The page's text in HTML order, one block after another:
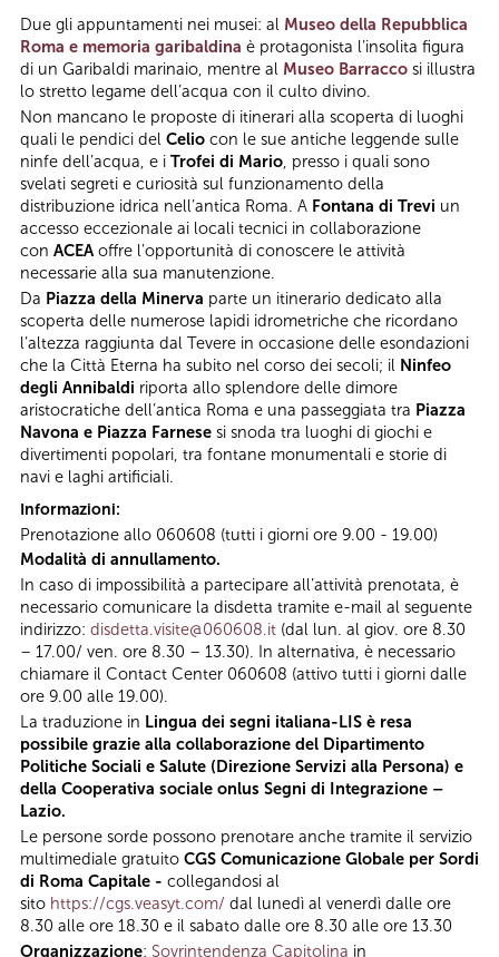
Due gli appuntamenti nei musei: al Museo della Repubblica
Roma e memoria garibaldina è protagonista l’insolita figura
di un Garibaldi marinaio, mentre al Museo Barracco si illustra
lo stretto legame dell’acqua con il culto divino.
Non mancano le proposte di itinerari alla scoperta di luoghi
quali le pendici del Celio con le sue antiche leggende sulle
ninfe dell’acqua, e i Trofei di Mario, presso i quali sono
svelati segreti e curiosità sul funzionamento della
distribuzione idrica nell’antica Roma. A Fontana di Trevi un
accesso eccezionale ai locali tecnici in collaborazione
con ACEA offre l’opportunità di conoscere le attività
necessarie alla sua manutenzione.
Da Piazza della Minerva parte un itinerario dedicato alla
scoperta delle numerose lapidi idrometriche che ricordano
l’altezza raggiunta dal Tevere in occasione delle esondazioni
che la Città Eterna ha subito nel corso dei secoli; il Ninfeo
degli Annibaldi riporta allo splendore delle dimore
aristocratiche dell’antica Roma e una passeggiata tra Piazza
Navona e Piazza Farnese si snoda tra luoghi di giochi e
divertimenti popolari, tra fontane monumentali e storie di
navi e laghi artificiali.
Informazioni:
Prenotazione allo 060608 (tutti i giorni ore 9.00 - 19.00)
Modalità di annullamento.
In caso di impossibilità a partecipare all’attività prenotata, è
necessario comunicare la disdetta tramite e-mail al seguente
indirizzo: disdetta.visite@060608.it (dal lun. al giov. ore 8.30
– 17.00/ ven. ore 8.30 – 13.30). In alternativa, è necessario
chiamare il Contact Center 060608 (attivo tutti i giorni dalle
ore 9.00 alle 19.00).
La traduzione in Lingua dei segni italiana-LIS è resa
possibile grazie alla collaborazione del Dipartimento
Politiche Sociali e Salute (Direzione Servizi alla Persona) e
della Cooperativa sociale onlus Segni di Integrazione –
Lazio.
Le persone sorde possono prenotare anche tramite il servizio
multimediale gratuito CGS Comunicazione Globale per Sordi
di Roma Capitale - collegandosi al
sito https://cgs.veasyt.com/ dal lunedì al venerdì dalle ore
8.30 alle ore 18.30 e il sabato dalle ore 8.30 alle ore 13.30
Organizzazione: Sovrintendenza Capitolina in